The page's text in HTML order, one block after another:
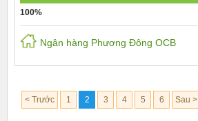
100%
Ngân hàng Phương Đông OCB
< Trước 1 2 3 4 5 6 Sau >